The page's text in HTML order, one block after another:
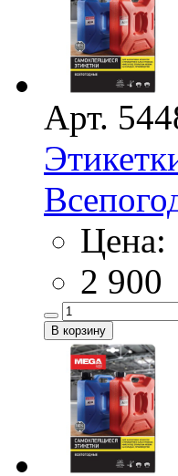
Арт.
Цена:
2 900